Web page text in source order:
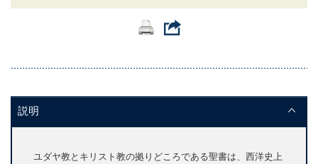
説明
ユダヤ教とキリスト教の拠りどころである聖書は、西洋史上